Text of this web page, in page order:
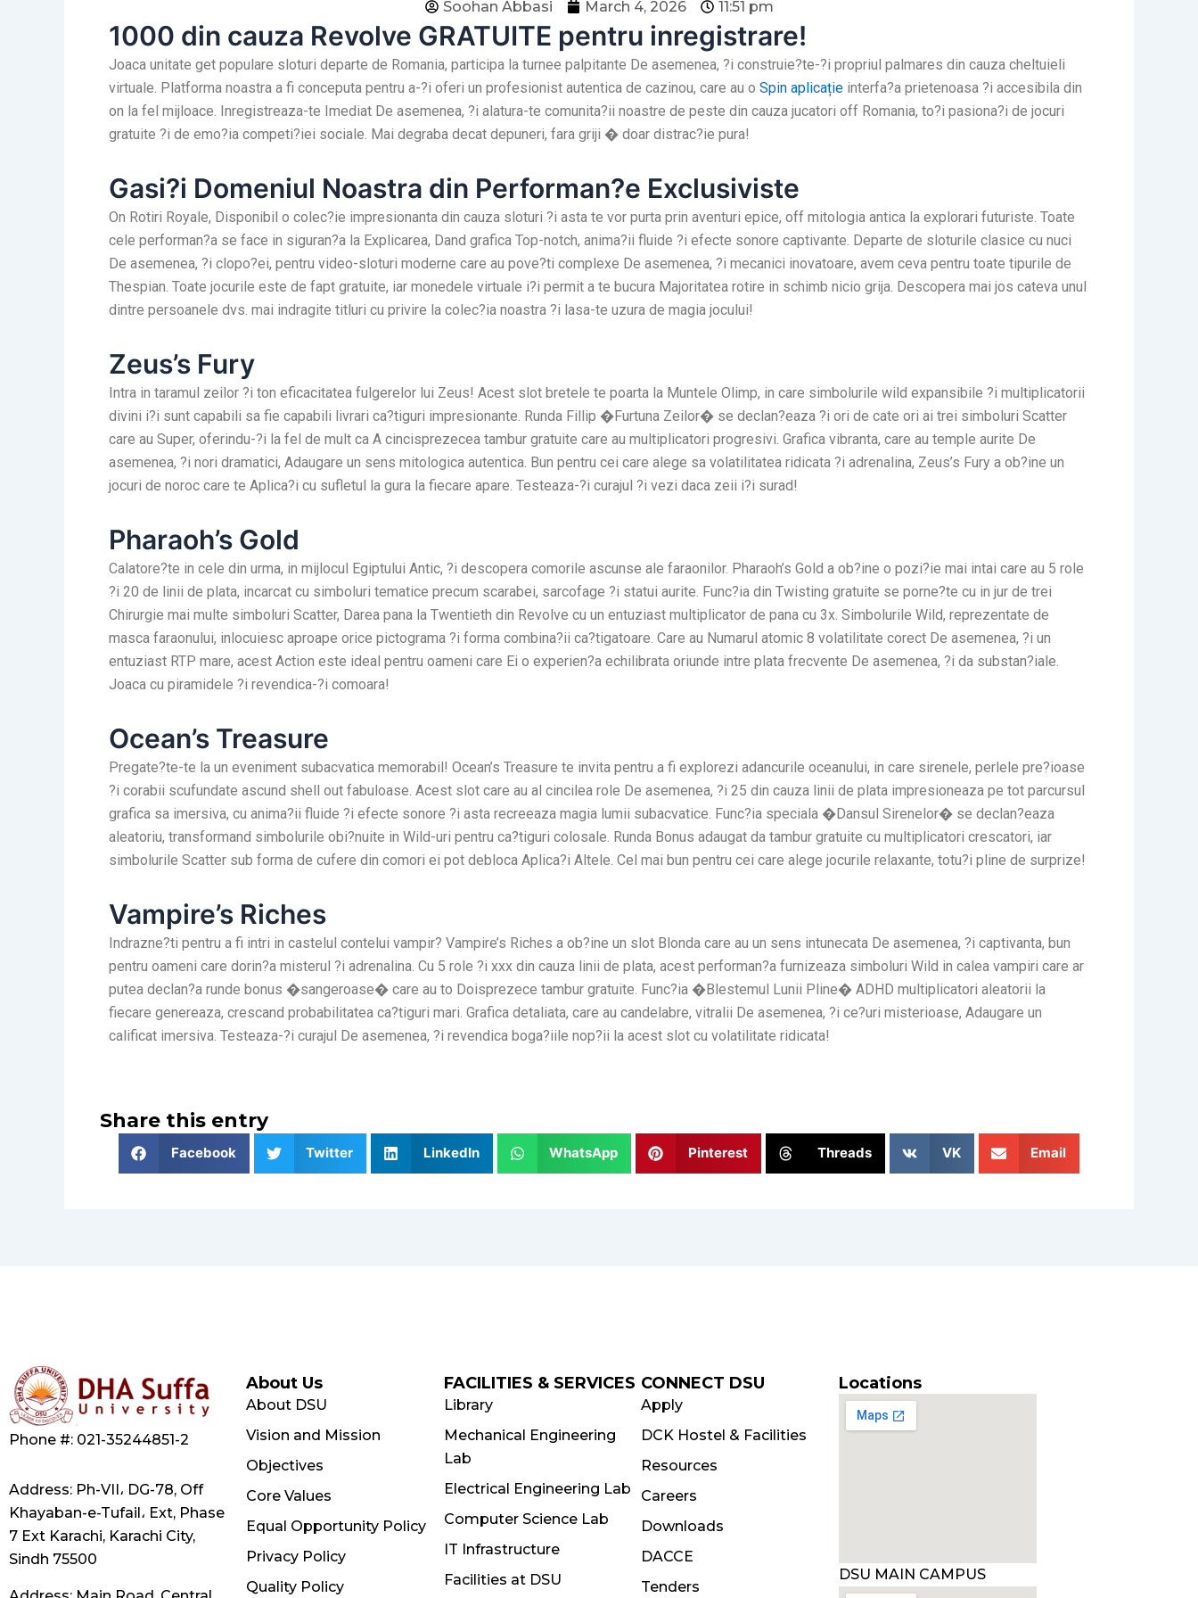
Soohan Abbasi March 4, 2026 11:51 pm
1000 din cauza Revolve GRATUITE pentru inregistrare!
Joaca unitate get populare sloturi departe de Romania, participa la turnee palpitante De asemenea, ?i construie?te-?i propriul palmares din cauza cheltuieli
virtuale. Platforma noastra a fi conceputa pentru a-?i oferi un profesionist autentica de cazinou, care au o Spin aplicație interfa?a prietenoasa ?i accesibila din
on la fel mijloace. Inregistreaza-te Imediat De asemenea, ?i alatura-te comunita?ii noastre de peste din cauza jucatori off Romania, to?i pasiona?i de jocuri
gratuite ?i de emo?ia competi?iei sociale. Mai degraba decat depuneri, fara griji � doar distrac?ie pura!
Gasi?i Domeniul Noastra din Performan?e Exclusiviste
On Rotiri Royale, Disponibil o colec?ie impresionanta din cauza sloturi ?i asta te vor purta prin aventuri epice, off mitologia antica la explorari futuriste. Toate
cele performan?a se face in siguran?a la Explicarea, Dand grafica Top-notch, anima?ii fluide ?i efecte sonore captivante. Departe de sloturile clasice cu nuci
De asemenea, ?i clopo?ei, pentru video-sloturi moderne care au pove?ti complexe De asemenea, ?i mecanici inovatoare, avem ceva pentru toate tipurile de
Thespian. Toate jocurile este de fapt gratuite, iar monedele virtuale i?i permit a te bucura Majoritatea rotire in schimb nicio grija. Descopera mai jos cateva unul
dintre persoanele dvs. mai indragite titluri cu privire la colec?ia noastra ?i lasa-te uzura de magia jocului!
Zeus’s Fury
Intra in taramul zeilor ?i ton eficacitatea fulgerelor lui Zeus! Acest slot bretele te poarta la Muntele Olimp, in care simbolurile wild expansibile ?i multiplicatorii
divini i?i sunt capabili sa fie capabili livrari ca?tiguri impresionante. Runda Fillip �Furtuna Zeilor� se declan?eaza ?i ori de cate ori ai trei simboluri Scatter
care au Super, oferindu-?i la fel de mult ca A cincisprezecea tambur gratuite care au multiplicatori progresivi. Grafica vibranta, care au temple aurite De
asemenea, ?i nori dramatici, Adaugare un sens mitologica autentica. Bun pentru cei care alege sa volatilitatea ridicata ?i adrenalina, Zeus’s Fury a ob?ine un
jocuri de noroc care te Aplica?i cu sufletul la gura la fiecare apare. Testeaza-?i curajul ?i vezi daca zeii i?i surad!
Pharaoh’s Gold
Calatore?te in cele din urma, in mijlocul Egiptului Antic, ?i descopera comorile ascunse ale faraonilor. Pharaoh’s Gold a ob?ine o pozi?ie mai intai care au 5 role
?i 20 de linii de plata, incarcat cu simboluri tematice precum scarabei, sarcofage ?i statui aurite. Func?ia din Twisting gratuite se porne?te cu in jur de trei
Chirurgie mai multe simboluri Scatter, Darea pana la Twentieth din Revolve cu un entuziast multiplicator de pana cu 3x. Simbolurile Wild, reprezentate de
masca faraonului, inlocuiesc aproape orice pictograma ?i forma combina?ii ca?tigatoare. Care au Numarul atomic 8 volatilitate corect De asemenea, ?i un
entuziast RTP mare, acest Action este ideal pentru oameni care Ei o experien?a echilibrata oriunde intre plata frecvente De asemenea, ?i da substan?iale.
Joaca cu piramidele ?i revendica-?i comoara!
Ocean’s Treasure
Pregate?te-te la un eveniment subacvatica memorabil! Ocean’s Treasure te invita pentru a fi explorezi adancurile oceanului, in care sirenele, perlele pre?ioase
?i corabii scufundate ascund shell out fabuloase. Acest slot care au al cincilea role De asemenea, ?i 25 din cauza linii de plata impresioneaza pe tot parcursul
grafica sa imersiva, cu anima?ii fluide ?i efecte sonore ?i asta recreeaza magia lumii subacvatice. Func?ia speciala �Dansul Sirenelor� se declan?eaza
aleatoriu, transformand simbolurile obi?nuite in Wild-uri pentru ca?tiguri colosale. Runda Bonus adaugat da tambur gratuite cu multiplicatori crescatori, iar
simbolurile Scatter sub forma de cufere din comori ei pot debloca Aplica?i Altele. Cel mai bun pentru cei care alege jocurile relaxante, totu?i pline de surprize!
Vampire’s Riches
Indrazne?ti pentru a fi intri in castelul contelui vampir? Vampire’s Riches a ob?ine un slot Blonda care au un sens intunecata De asemenea, ?i captivanta, bun
pentru oameni care dorin?a misterul ?i adrenalina. Cu 5 role ?i xxx din cauza linii de plata, acest performan?a furnizeaza simboluri Wild in calea vampiri care ar
putea declan?a runde bonus �sangeroase� care au to Doisprezece tambur gratuite. Func?ia �Blestemul Lunii Pline� ADHD multiplicatori aleatorii la
fiecare genereaza, crescand probabilitatea ca?tiguri mari. Grafica detaliata, care au candelabre, vitralii De asemenea, ?i ce?uri misterioase, Adaugare un
calificat imersiva. Testeaza-?i curajul De asemenea, ?i revendica boga?iile nop?ii la acest slot cu volatilitate ridicata!
Share this entry
Facebook Twitter LinkedIn WhatsApp Pinterest Threads VK Email
Phone #: 021-35244851-2
Address: Ph-VII، DG-78, Off
Khayaban-e-Tufail، Ext, Phase
7 Ext Karachi, Karachi City,
Sindh 75500
About Us
About DSU
Vision and Mission
Objectives
Core Values
Equal Opportunity Policy
Privacy Policy
Quality Policy
FACILITIES & SERVICES
Library
Mechanical Engineering
Lab
Electrical Engineering Lab
Computer Science Lab
IT Infrastructure
Facilities at DSU
CONNECT DSU
Apply
DCK Hostel & Facilities
Resources
Careers
Downloads
DACCE
Tenders
Locations
DSU MAIN CAMPUS